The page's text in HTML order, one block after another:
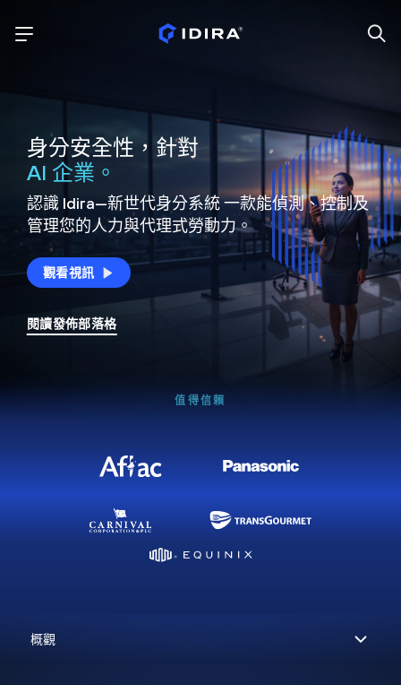
身分安全性，針對
AI 企業。
認識 Idira—新世代身分系統一款能偵測、控制及
管理您的人力與代理式勞動力。
觀看視訊
閱讀發佈部落格
值得信賴